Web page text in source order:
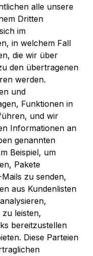
alle unsere
Dritten
im
in welchem Fall
die wir über
den übertragenen
werden.
und
Funktionen in
und wir
Informationen an
genannten
Beispiel, um
Pakete
zu senden,
aus Kundenlisten
leisten,
bereitzustellen
Diese Parteien